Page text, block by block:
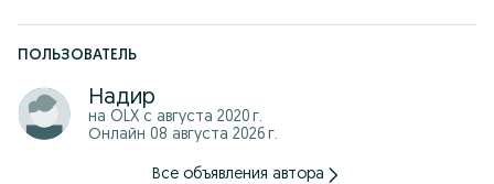
ПОЛЬЗОВАТЕЛЬ
Надир
на OLX с августа 2020 г.
Онлайн 08 августа 2026 г.
Все объявления автора